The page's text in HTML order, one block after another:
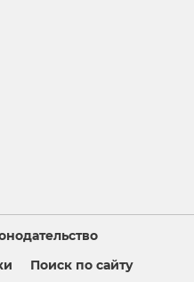
Поиск по сайту